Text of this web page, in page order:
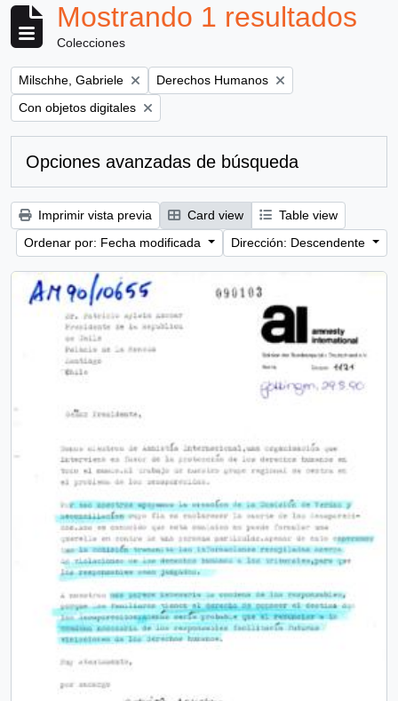
Mostrando 1 resultados
Colecciones
Remove filter:
Milschhe, Gabriele Remove filter:
Derechos Humanos
Remove filter:
Con objetos digitales
Opciones avanzadas de búsqueda
Imprimir vista previa Card view
Table view
Ordenar por: Fecha modificada
Dirección: Descendente